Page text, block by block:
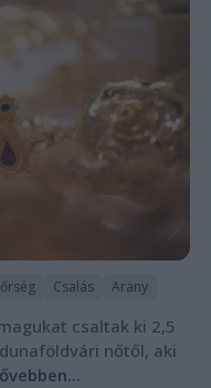
Csalás Arany
csaltak ki 2,5
nőtől, aki